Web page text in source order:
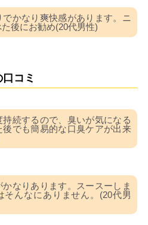
でかなり爽快感があります。ニ
後にお勧め(20代男性)
コミ
続するので、臭いが気になる
後でも簡易的な口臭ケアが出来
かなりあります。スースーしま
そんなにありません。(20代男